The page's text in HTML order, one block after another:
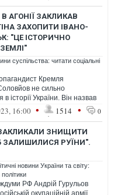
АГОНІЇ ЗАКЛИКАВ
ЗАХОПИТИ ІВАНО-
"ЦЕ ІСТОРИЧНО
суспільства: читати соціальні
Кремля
не сильно
історії України. Він назвав
"історично
16:00 • 1514 • 0
ЗНИЩИТИ
ЗАЛИШИЛИСЯ РУЇНИ".
новини України та світу:
РФ Андрій Гурульов
окупаційній армії